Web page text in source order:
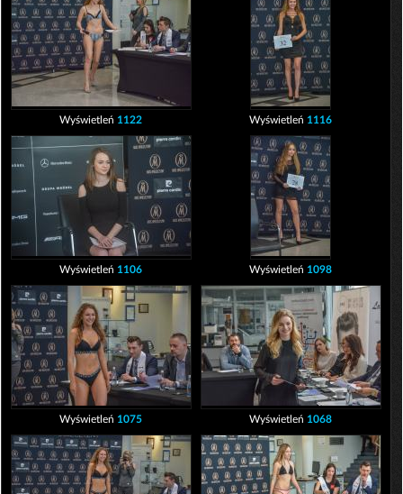
Wyświetleń 1122 Wyświetleń 1116
Wyświetleń 1106 Wyświetleń 1098
Wyświetleń 1075 Wyświetleń 1068